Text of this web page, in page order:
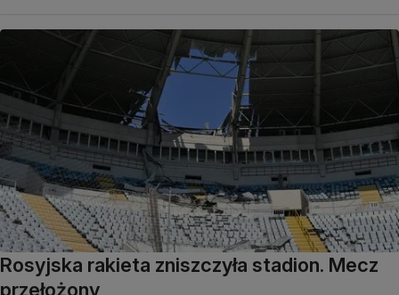
Rosyjska rakieta zniszczyła stadion. Mecz
przełożony